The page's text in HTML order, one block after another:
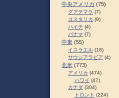
中央アメリカ (75)
グアテマラ (7)
コスタリカ (9)
ハイチ (4)
パナマ (7)
中東 (55)
イスラエル (18)
サウジアラビア (4)
北米 (773)
アメリカ (474)
ハワイ (47)
カナダ (304)
トロント (224)